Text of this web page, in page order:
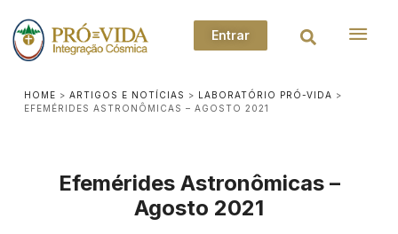
Entrar
HOME >ARTIGOS E NOTÍCIAS > LABORATÓRIO PRÓ-VIDA >
EFEMÉRIDES ASTRONÔMICAS – AGOSTO 2021
Efemérides Astronômicas –
Agosto 2021